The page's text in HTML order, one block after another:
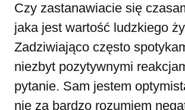
Czy zastanawiacie się
jaka jest wartość ludzkiego
Zadziwiająco często
niezbyt pozytywnymi
pytanie. Sam jestem
nie za bardzo rozumiem